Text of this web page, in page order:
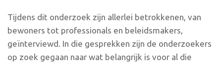
Tijdens dit onderzoek zijn allerlei betrokkenen, van
bewoners tot professionals en beleidsmakers,
geïnterviewd. In die gesprekken zijn de onderzoekers
op zoek gegaan naar wat belangrijk is voor al die